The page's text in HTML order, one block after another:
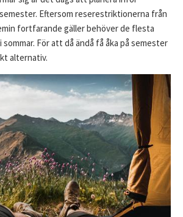
Eftersom reserestriktionerna från
fortfarande gäller behöver de flesta
sommar. För att då ändå få åka på semester
alternativ.